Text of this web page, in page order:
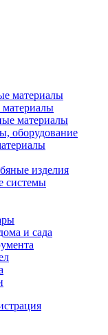
материалы
материалы
оборудование
изделия
системы
и сада